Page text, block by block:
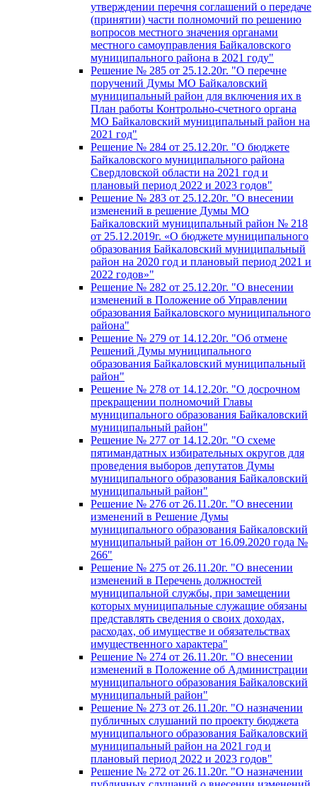
утверждении перечня соглашений о передаче
(принятии) части полномочий по решению
вопросов местного значения органами
местного самоуправления Байкаловского
муниципального района в 2021 году"
Решение № 285 от 25.12.20г. "О перечне
поручений Думы МО Байкаловский
муниципальный район для включения их в
План работы Контрольно-счетного органа
МО Байкаловский муниципальный район на
2021 год"
Решение № 284 от 25.12.20г. "О бюджете
Байкаловского муниципального района
Свердловской области на 2021 год и
плановый период 2022 и 2023 годов"
Решение № 283 от 25.12.20г. "О внесении
изменений в решение Думы МО
Байкаловский муниципальный район № 218
от 25.12.2019г. «О бюджете муниципального
образования Байкаловский муниципальный
район на 2020 год и плановый период 2021 и
2022 годов»"
Решение № 282 от 25.12.20г. "О внесении
изменений в Положение об Управлении
образования Байкаловского муниципального
района"
Решение № 279 от 14.12.20г. "Об отмене
Решений Думы муниципального
образования Байкаловский муниципальный
район"
Решение № 278 от 14.12.20г. "О досрочном
прекращении полномочий Главы
муниципального образования Байкаловский
муниципальный район"
Решение № 277 от 14.12.20г. "О схеме
пятимандатных избирательных округов для
проведения выборов депутатов Думы
муниципального образования Байкаловский
муниципальный район"
Решение № 276 от 26.11.20г. "О внесении
изменений в Решение Думы
муниципального образования Байкаловский
муниципальный район от 16.09.2020 года №
266"
Решение № 275 от 26.11.20г. "О внесении
изменений в Перечень должностей
муниципальной службы, при замещении
которых муниципальные служащие обязаны
представлять сведения о своих доходах,
расходах, об имуществе и обязательствах
имущественного характера"
Решение № 274 от 26.11.20г. "О внесении
изменений в Положение об Администрации
муниципального образования Байкаловский
муниципальный район"
Решение № 273 от 26.11.20г. "О назначении
публичных слушаний по проекту бюджета
муниципального образования Байкаловский
муниципальный район на 2021 год и
плановый период 2022 и 2023 годов"
Решение № 272 от 26.11.20г. "О назначении